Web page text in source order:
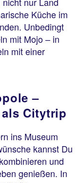
Küche im
Unbedingt
mit Mojo – in
mit einer
–
Citytrip
ins Museum
kannst Du
und
genießen. In